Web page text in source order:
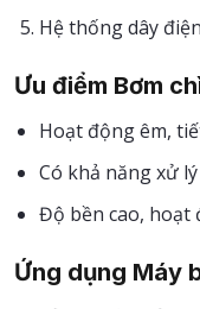
Hệ thống dây
Ưu điểm Bơm
Hoạt động êm,
Có khả năng xử
Độ bền cao,
Ứng dụng Máy